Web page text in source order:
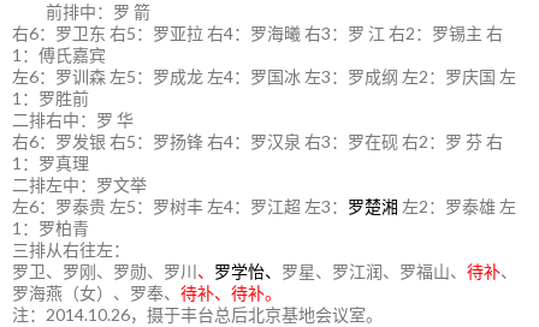
前排中：罗 箭
右6：罗卫东 右5：罗亚拉 右4：罗海曦 右3：罗 江 右2：罗锡主 右
1：傅氏嘉宾
左6：罗训森 左5：罗成龙 左4：罗国冰 左3：罗成纲 左2：罗庆国 左
1：罗胜前
二排右中：罗 华
右6：罗发银 右5：罗扬锋 右4：罗汉泉 右3：罗在砚 右2：罗 芬 右
1：罗真理
二排左中：罗文举
左6：罗泰贵 左5：罗树丰 左4：罗江超 左3： 罗楚湘 左2：罗泰雄 左
1：罗柏青
三排从右往左：
罗卫、罗刚、罗勋、罗川 、 罗学怡、 罗星、罗江润、罗福山、 待补、
罗海燕（女）、罗奉、 待补、待补。
注：2014.10.26，摄于丰台总后北京基地会议室。